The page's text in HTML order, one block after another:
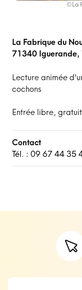
©La
La Fabrique du
71340
Lecture animée
cochons
Entrée libre,
Contact
Tél. : 09 67 44 35